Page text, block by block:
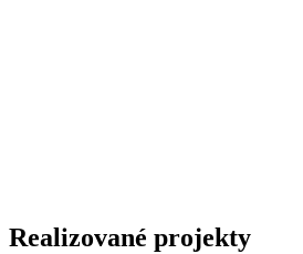
Realizované projekty